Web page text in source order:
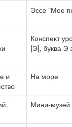
Эссе "Мое
Конспект
[Э], буква Э
и
На море
Мини-музей